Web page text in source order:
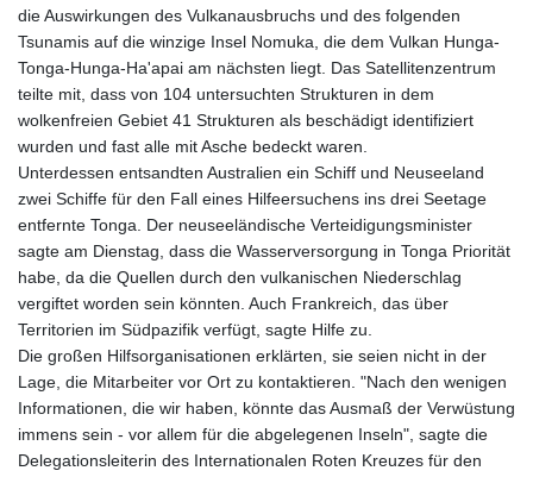
die Auswirkungen des Vulkanausbruchs und des folgenden
Tsunamis auf die winzige Insel Nomuka, die dem Vulkan Hunga-
Tonga-Hunga-Ha'apai am nächsten liegt. Das Satellitenzentrum
teilte mit, dass von 104 untersuchten Strukturen in dem
wolkenfreien Gebiet 41 Strukturen als beschädigt identifiziert
wurden und fast alle mit Asche bedeckt waren.
Unterdessen entsandten Australien ein Schiff und Neuseeland
zwei Schiffe für den Fall eines Hilfeersuchens ins drei Seetage
entfernte Tonga. Der neuseeländische Verteidigungsminister
sagte am Dienstag, dass die Wasserversorgung in Tonga Priorität
habe, da die Quellen durch den vulkanischen Niederschlag
vergiftet worden sein könnten. Auch Frankreich, das über
Territorien im Südpazifik verfügt, sagte Hilfe zu.
Die großen Hilfsorganisationen erklärten, sie seien nicht in der
Lage, die Mitarbeiter vor Ort zu kontaktieren. "Nach den wenigen
Informationen, die wir haben, könnte das Ausmaß der Verwüstung
immens sein - vor allem für die abgelegenen Inseln", sagte die
Delegationsleiterin des Internationalen Roten Kreuzes für den